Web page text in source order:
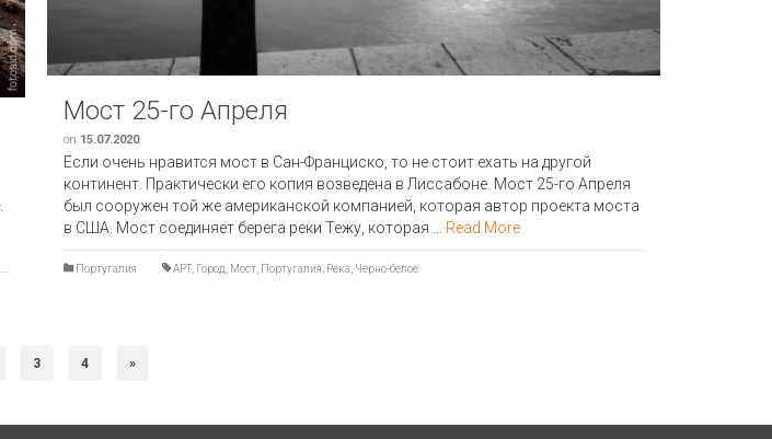
Мост 25-го Апреля
on 15.07.2020
Если очень нравится мост в Сан-Франциско, то не стоит ехать на другой
континент. Практически его копия возведена в Лиссабоне. Мост 25-го Апреля
был сооружен той же американской компанией, которая автор проекта моста
в США. Мост соединяет берега реки Тежу, которая … Read More
Португалия АРТ Город Мост Португалия Река Черно-белое
3 4 »